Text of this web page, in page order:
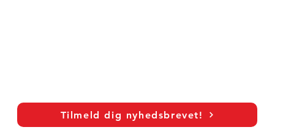
Tilmeld dig nyhedsbrevet!